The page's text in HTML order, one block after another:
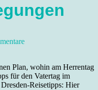
Plan, wohin am Herrentag
für den Vatertag im
Reisetipps: Hier